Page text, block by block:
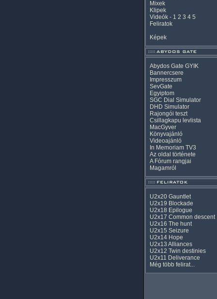
Mixek
Klipek
Videók - 1 2 3 4 5
Feliratok
Képek
Abydos Gate GYIK
Bannercsere
Impresszum
SevGate
Egyiptom
SGC Dial Simulator
DHD Simulator
Rajongói teszt
Csillagkapu levlista
MacGyver
Könyvajánló
Videoajánló
In Memoriam TV3
Az oldal története
A Fórum rangjai
Magamról
U2x20 Gauntlet
U2x19 Blockade
U2x18 Epilogue
U2x17 Common descent
U2x16 The hunt
U2x15 Seizure
U2x14 Hope
U2x13 Alliances
U2x12 Twin destinies
U2x11 Deliverance
Még több felirat...